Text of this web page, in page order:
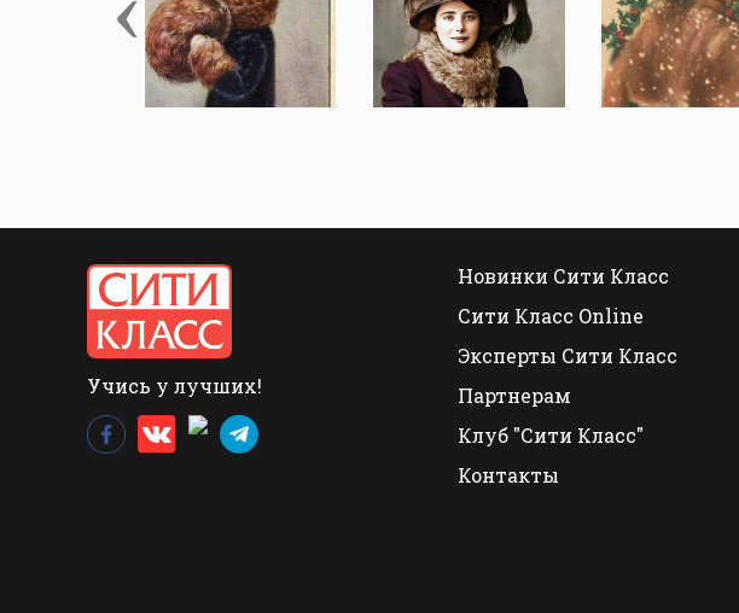
Учись у лучших!
Новинки Сити Класс
Сити Класс Online
Эксперты Сити Класс
Партнерам
Клуб "Сити Класс"
Контакты